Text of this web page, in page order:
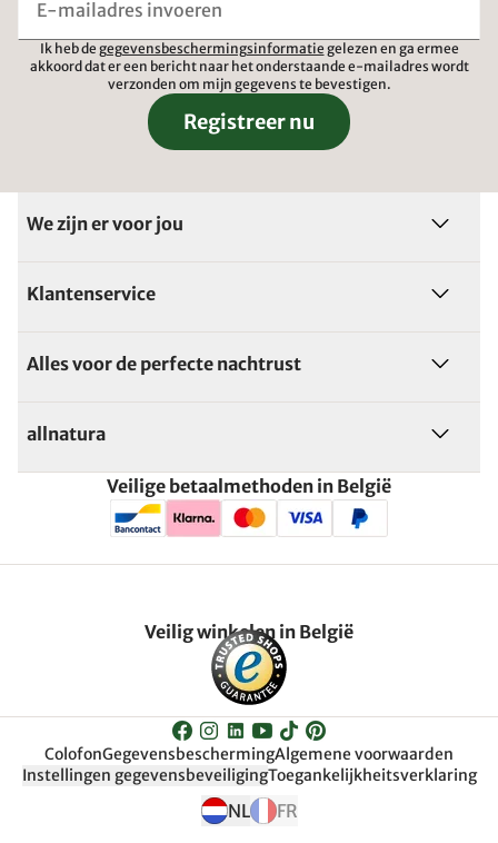
Ik heb de gegevensbeschermingsinformatie gelezen en ga ermee
akkoord dat er een bericht naar het onderstaande e-mailadres wordt
verzonden om mijn gegevens te bevestigen.
Registreer nu
We zijn er voor jou
Klantenservice
Alles voor de perfecte nachtrust
allnatura
Veilige betaalmethoden in België
Veilig winkelen in België
ColofonGegevensbeschermingAlgemene voorwaarden
Instellingen gegevensbeveiligingToegankelijkheitsverklaring
NL FR